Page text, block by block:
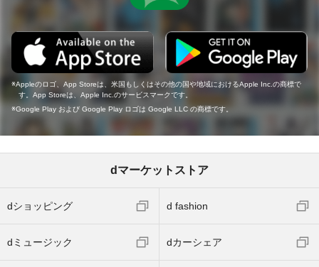
Appleのロゴ、App Storeは、米国もしくはその他の国や地域におけるApple Inc.の商標で
す。App Storeは、Apple Inc.のサービスマークです。
Google Play および Google Play ロゴは Google LLC の商標です。
dマーケットストア
dショッピング d fashion
dミュージック dカーシェア